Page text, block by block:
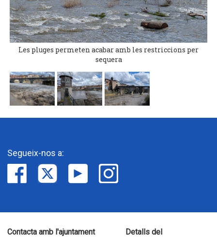
Les pluges permeten acabar amb les restriccions per
sequera
Segueix-nos a:
Contacta amb l'ajuntament
Detalls del